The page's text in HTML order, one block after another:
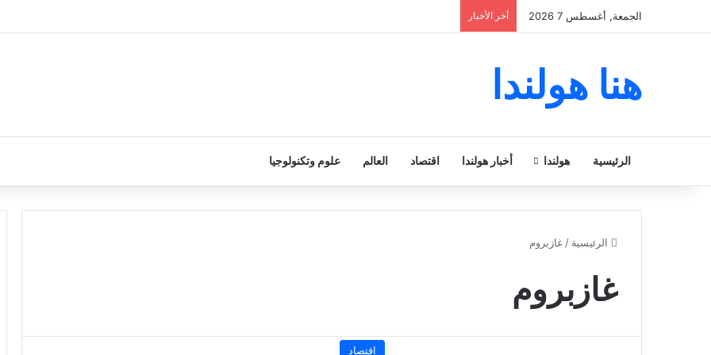
الجمعة, أغسطس 7 2026 أخر الأخبار
هنا هولندا
الرئيسية هولندا أخبار هولندا اقتصاد العالم علوم وتكنولوجيا
الرئيسية / غازبروم
غازبروم
اقتصاد